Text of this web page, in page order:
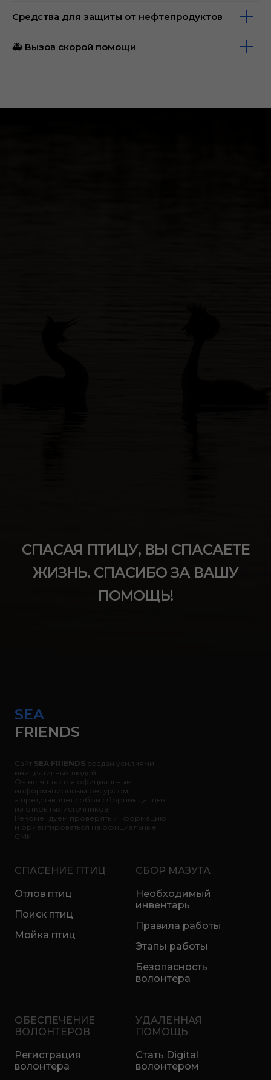
Средства для защиты от нефтепродуктов
🚑 Вызов скорой помощи
СПАСАЯ ПТИЦУ, ВЫ СПАСАЕТЕ
ЖИЗНЬ. СПАСИБО ЗА ВАШУ
ПОМОЩЬ!
SEA
FRIENDS
Сайт SEA FRIENDS создан усилиями
инициативных людей.
Он не является официальным
информационным ресурсом,
а представляет собой сборник данных
из открытых источников.
Рекомендуем проверять информацию
и ориентироваться на официальные
СМИ.
СПАСЕНИЕ ПТИЦ
Отлов птиц
Поиск птиц
Мойка птиц
СБОР МАЗУТА
Необходимый
инвентарь
Правила работы
Этапы работы
Безопасность
волонтера
ОБЕСПЕЧЕНИЕ
ВОЛОНТЕРОВ
Регистрация
волонтера
УДАЛЕННАЯ
ПОМОЩЬ
Стать Digital
волонтером